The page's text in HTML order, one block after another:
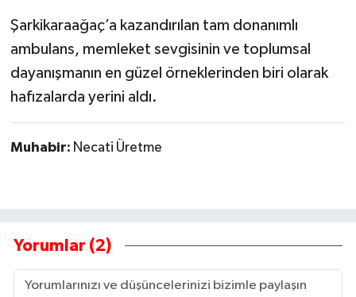
Şarkikaraağaç’a kazandırılan tam donanımlı
ambulans, memleket sevgisinin ve toplumsal
dayanışmanın en güzel örneklerinden biri olarak
hafızalarda yerini aldı.
Muhabir: Necati Üretme
Yorumlar (2)